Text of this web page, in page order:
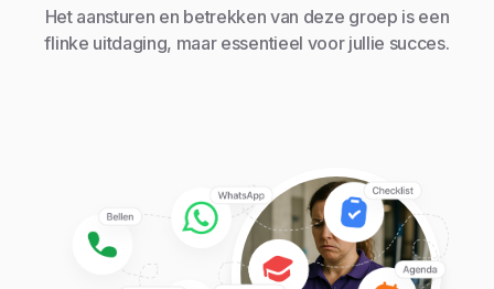
Het aansturen en betrekken van deze groep is een
flinke uitdaging, maar essentieel voor jullie succes.